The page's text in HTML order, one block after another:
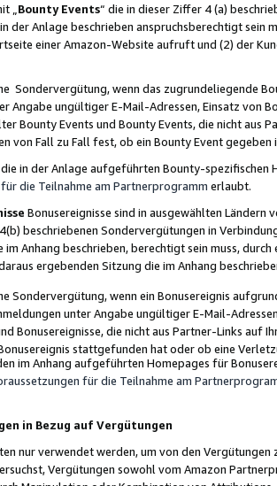
„ Bounty Events“ die in dieser Ziffer 4 (a)
der Anlage beschrieben anspruchsberechtigt sein
einer Amazon-Website aufruft und (2) der
Sondervergütung, wenn das zugrundeliegende
Angabe ungültiger E-Mail-Adressen, Einsatz von
Bounty Events und Bounty Events, die nicht
von Fall zu Fall fest, ob ein Bounty Event
in der Anlage aufgeführten Bounty-spezifischen
die Teilnahme am Partnerprogramm erlaubt.
Bonusereignisse sind in ausgewählten Ländern
beschriebenen Sondervergütungen in
im Anhang beschrieben, berechtigt sein muss,
ergebenden Sitzung die im Anhang
Sondervergütung, wenn ein Bonusereignis
unter Angabe ungültiger E-Mail-
Bonusereignisse, die nicht aus Partner-Links auf
stattgefunden hat oder ob eine
im Anhang aufgeführten Homepages für
für die Teilnahme am
in Bezug auf Vergütungen
nur verwendet werden, um von den
Vergütungen sowohl vom Amazon